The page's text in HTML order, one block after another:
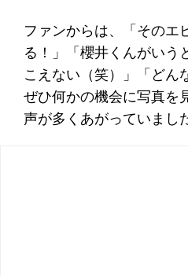
ファンからは、「そのエ
る！」「櫻井くんがいう
こえない（笑）」「どん
ぜひ何かの機会に写真を
声が多くあがっていまし